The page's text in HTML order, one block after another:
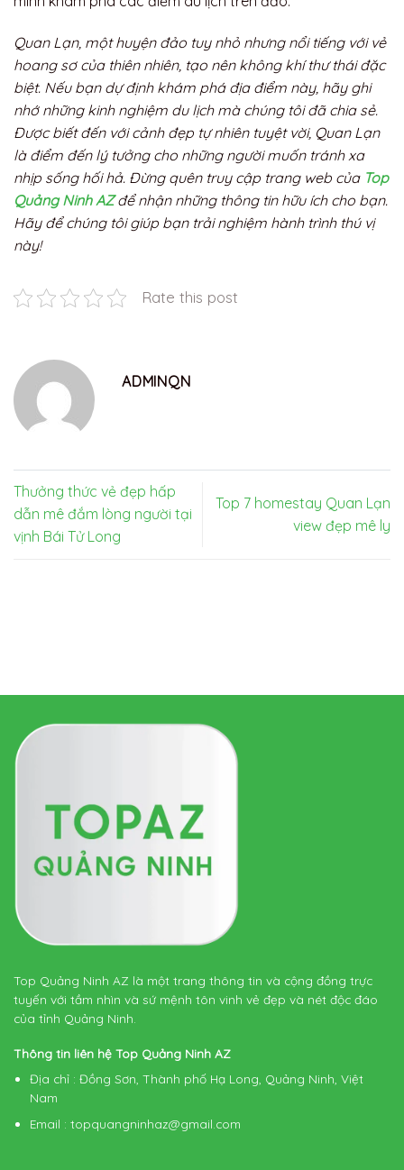
Quan Lạn, một huyện đảo tuy nhỏ nhưng nổi tiếng với vẻ
hoang sơ của thiên nhiên, tạo nên không khí thư thái đặc
biệt. Nếu bạn dự định khám phá địa điểm này, hãy ghi
nhớ những kinh nghiệm du lịch mà chúng tôi đã chia sẻ.
Được biết đến với cảnh đẹp tự nhiên tuyệt vời, Quan Lạn
là điểm đến lý tưởng cho những người muốn tránh xa
nhịp sống hối hả. Đừng quên truy cập trang web của Top
Quảng Ninh AZ để nhận những thông tin hữu ích cho bạn.
Hãy để chúng tôi giúp bạn trải nghiệm hành trình thú vị
này!
Rate this post
ADMINQN
Thưởng thức vẻ đẹp hấp
dẫn mê đắm lòng người tại
vịnh Bái Tử Long
Top 7 homestay Quan Lạn
view đẹp mê ly
Top Quảng Ninh AZ là một trang thông tin và cộng đồng trực
tuyến với tầm nhìn và sứ mệnh tôn vinh vẻ đẹp và nét độc đáo
của tỉnh Quảng Ninh.
Thông tin liên hệ Top Quảng Ninh AZ
Địa chỉ : Đồng Sơn, Thành phố Hạ Long, Quảng Ninh, Việt
Nam
Email : topquangninhaz@gmail.com